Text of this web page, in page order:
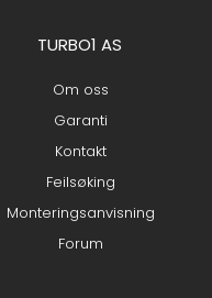
TURBO1 AS
Om oss
Garanti
Kontakt
Feilsøking
Monteringsanvisning
Forum